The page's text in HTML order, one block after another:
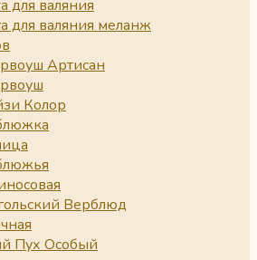
для валяния
для валяния меланж
Артисан
Колор
Верблюд
Пух Особый